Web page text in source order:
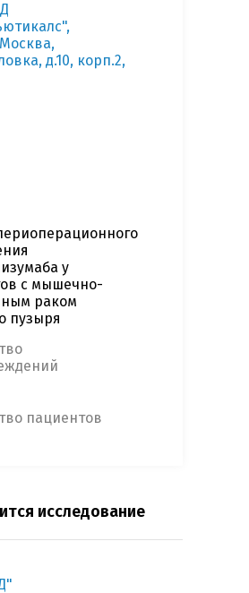
д.10, корп.2,
у
с мышечно-
раком
пузыря
пациентов
исследование